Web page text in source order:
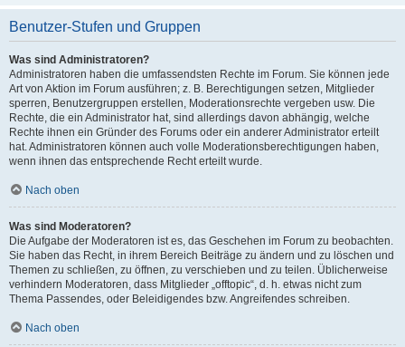
Benutzer-Stufen und Gruppen
Was sind Administratoren?
Administratoren haben die umfassendsten Rechte im Forum. Sie können jede
Art von Aktion im Forum ausführen; z. B. Berechtigungen setzen, Mitglieder
sperren, Benutzergruppen erstellen, Moderationsrechte vergeben usw. Die
Rechte, die ein Administrator hat, sind allerdings davon abhängig, welche
Rechte ihnen ein Gründer des Forums oder ein anderer Administrator erteilt
hat. Administratoren können auch volle Moderationsberechtigungen haben,
wenn ihnen das entsprechende Recht erteilt wurde.
Nach oben
Was sind Moderatoren?
Die Aufgabe der Moderatoren ist es, das Geschehen im Forum zu beobachten.
Sie haben das Recht, in ihrem Bereich Beiträge zu ändern und zu löschen und
Themen zu schließen, zu öffnen, zu verschieben und zu teilen. Üblicherweise
verhindern Moderatoren, dass Mitglieder „offtopic“, d. h. etwas nicht zum
Thema Passendes, oder Beleidigendes bzw. Angreifendes schreiben.
Nach oben